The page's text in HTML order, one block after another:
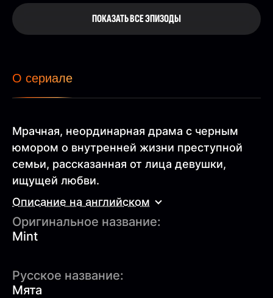
ПОКАЗАТЬ ВСЕ ЭПИЗОДЫ
О сериале
Мрачная, неординарная драма с черным
юмором о внутренней жизни преступной
семьи, рассказанная от лица девушки,
ищущей любви.
Описание на английском
Оригинальное название:
Mint
Русское название:
Мята